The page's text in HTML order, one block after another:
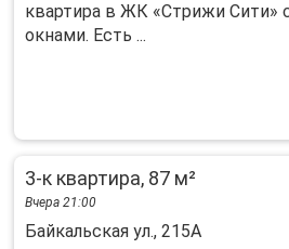
квартиpа в ЖК «Стpижи Cити»
окнами. Ecть ...
3-к квартира, 87 м²
Вчера 21:00
Байкальская ул., 215А